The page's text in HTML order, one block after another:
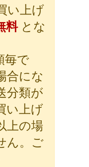
い上げ
料とな
毎で
合にな
分類が
い上げ
上の場
ん。ご